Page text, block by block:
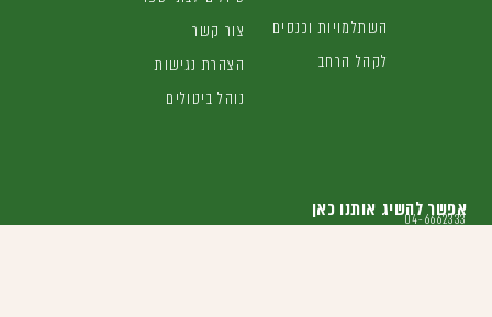
אפשר להשיג אותנו כאן
04-6662333
השתלמויות וכנסים
לקהל הרחב
צור קשר
הצהרת נגישות
נוהל ביטולים